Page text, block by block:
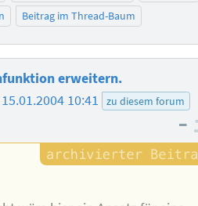
Beitrag im Thread-Baum
erweitern.
15.01.2004 10:41 zu diesem forum
–